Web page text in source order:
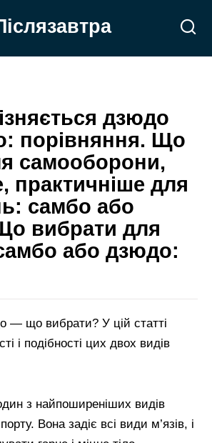
дзюдо
порівняння. Що
самооборони,
практичніше для
самбо або
вибрати для
або дзюдо:
— що вибрати? У цій статті
і подібності цих двох видів
з найпоширеніших видів
Вона задіє всі види м’язів, і